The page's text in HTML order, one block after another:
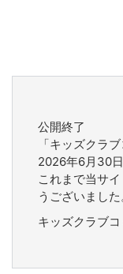
公開終了
「キッズクラ
2026年6月30
これまで当サ
うございました
キッズクラブ